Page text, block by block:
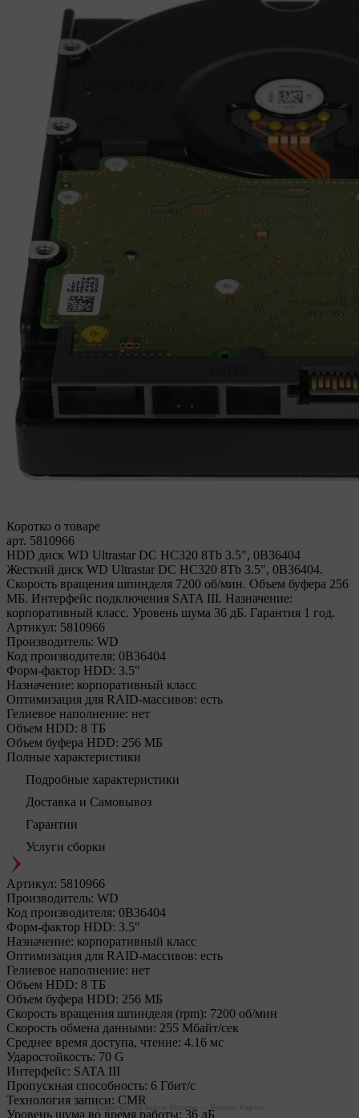
Коротко о товаре
арт. 5810966
HDD диск WD Ultrastar DC HC320 8Tb 3.5", 0B36404
Жесткий диск WD Ultrastar DC HC320 8Tb 3.5", 0B36404.
Скорость вращения шпинделя 7200 об/мин. Объем буфера 256
МБ. Интерфейс подключения SATA III. Назначение:
корпоративный класс. Уровень шума 36 дБ. Гарантия 1 год.
Артикул: 5810966
Производитель: WD
Код производителя: 0B36404
Форм-фактор HDD: 3.5"
Назначение: корпоративный класс
Оптимизация для RAID-массивов: есть
Гелиевое наполнение: нет
Объем HDD: 8 ТБ
Объем буфера HDD: 256 МБ
Полные характеристики
Подробные характеристики
Доставка и Самовывоз
Гарантии
Услуги сборки
Артикул: 5810966
Производитель: WD
Код производителя: 0B36404
Форм-фактор HDD: 3.5"
Назначение: корпоративный класс
Оптимизация для RAID-массивов: есть
Гелиевое наполнение: нет
Объем HDD: 8 ТБ
Объем буфера HDD: 256 МБ
Скорость вращения шпинделя (rpm): 7200 об/мин
Скорость обмена данными: 255 Мбайт/сек
Среднее время доступа, чтение: 4.16 мс
Ударостойкость: 70 G
Интерфейс: SATA III
Пропускная способность: 6 Гбит/с
Технология записи: CMR
Уровень шума во время работы: 36 дБ
Legionpc на карте Москвы — Яндекс Карты